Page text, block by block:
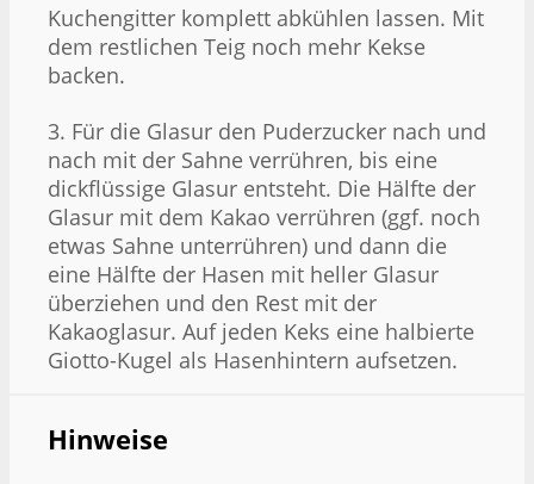
Kuchengitter komplett abkühlen lassen. Mit
dem restlichen Teig noch mehr Kekse
backen.
3. Für die Glasur den Puderzucker nach und
nach mit der Sahne verrühren, bis eine
dickflüssige Glasur entsteht. Die Hälfte der
Glasur mit dem Kakao verrühren (ggf. noch
etwas Sahne unterrühren) und dann die
eine Hälfte der Hasen mit heller Glasur
überziehen und den Rest mit der
Kakaoglasur. Auf jeden Keks eine halbierte
Giotto-Kugel als Hasenhintern aufsetzen.
Hinweise